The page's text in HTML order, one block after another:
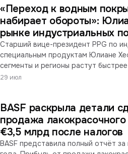
краски» (№76), присутствующие в
«Переход к водным
набирает обороты»:
рынке индустриальных
Старший вице-президент PPG по
специальным продуктам Юлиане
сегменты и регионы растут быстрее
требуют от индустриальных
покрытие с усиленной защитой
грунты для конструкционной стали.
29 июл
BASF раскрыла детали
продажа
€3,5 млрд после налогов
BASF представила полный отчёт